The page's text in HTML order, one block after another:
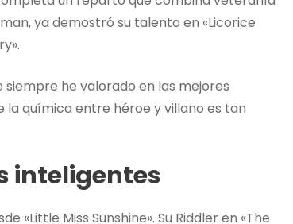
ya demostró su talento en «Licorice
he valorado en las mejores
la química entre héroe y villano es tan
inteligentes
«Little Miss Sunshine». Su Riddler en «The